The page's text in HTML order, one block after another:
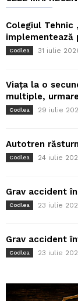
Colegiul Tehnic
Codlea 31 iulie
Viața la o
multiple,
Codlea 29 iulie
Autotren
Codlea 24 iulie
Grav accident
Codlea 23 iulie
Grav accident
Codlea 23 iulie